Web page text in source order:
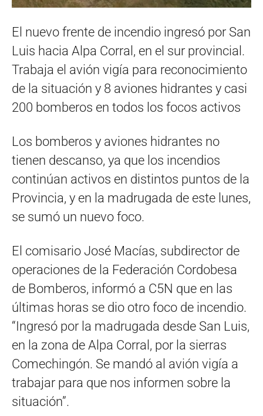
El nuevo frente de incendio ingresó por San
Luis hacia Alpa Corral, en el sur provincial.
Trabaja el avión vigía para reconocimiento
de la situación y 8 aviones hidrantes y casi
200 bomberos en todos los focos activos
Los bomberos y aviones hidrantes no
tienen descanso, ya que los incendios
continúan activos en distintos puntos de la
Provincia, y en la madrugada de este lunes,
se sumó un nuevo foco.
El comisario José Macías, subdirector de
operaciones de la Federación Cordobesa
de Bomberos, informó a C5N que en las
últimas horas se dio otro foco de incendio.
“Ingresó por la madrugada desde San Luis,
en la zona de Alpa Corral, por la sierras
Comechingón. Se mandó al avión vigía a
trabajar para que nos informen sobre la
situación”.